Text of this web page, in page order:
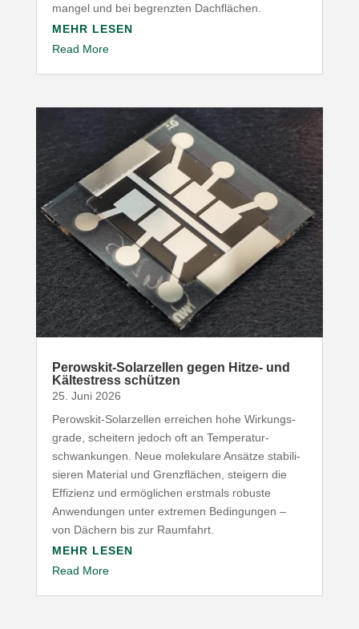
mangel und bei begrenzten Dachflächen.
MEHR LESEN
Read More
Perowskit-​Solarzellen gegen Hitze- und
Kälte­stress schützen
25. Juni 2026
Perowskit-​Solarzellen erreichen hohe Wirkungs­
grade, scheitern jedoch oft an Tempe­ra­tur­
schwan­kungen. Neue mole­kulare Ansätze stabi­li­
sieren Material und Grenz­flächen, steigern die
Effizienz und ermög­lichen erstmals robuste
Anwen­dungen unter extremen Bedin­gungen –
von Dächern bis zur Raumfahrt.
MEHR LESEN
Read More